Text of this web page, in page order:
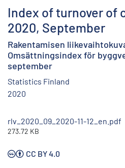
Index of turnover of
2020, September
Rakentamisen
Omsättningsindex för
september
Statistics Finland
2020
rlv_2020_09_2020-11-12_en.pdf
273.72 KB
CC BY 4.0